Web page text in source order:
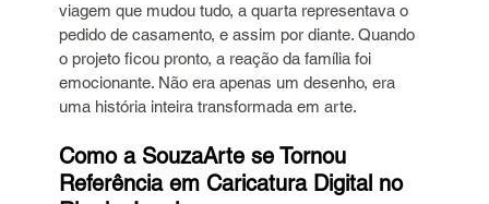
viagem que mudou tudo, a quarta representava o
pedido de casamento, e assim por diante. Quando
o projeto ficou pronto, a reação da família foi
emocionante. Não era apenas um desenho, era
uma história inteira transformada em arte.
Como a SouzaArte se Tornou
Referência em Caricatura Digital no